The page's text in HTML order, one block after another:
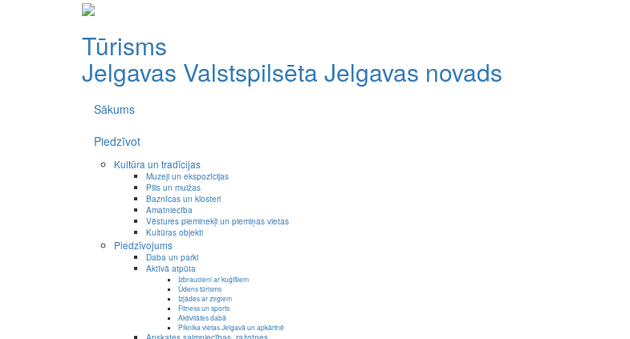
Tūrisms
Jelgavas Valstspilsēta Jelgavas novads
Sākums
Piedzīvot
Kultūra un tradīcijas
Muzeji un ekspozīcijas
Pilis un muižas
Baznīcas un klosteri
Amatniecība
Vēstures pieminekļi un piemiņas vietas
Kultūras objekti
Piedzīvojums
Daba un parki
Aktīvā atpūta
Izbraucieni ar kuģīšiem
Ūdens tūrisms
Izjādes ar zirgiem
Fitness un sports
Aktivitātes dabā
Piknika vietas Jelgavā un apkārtnē